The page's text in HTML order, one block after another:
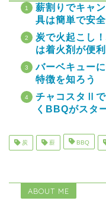
薪割りでキャ
具は簡単で安全
炭で火起こし
は着火剤が便利
バーベキュー
特徴を知ろう
チャコスタⅡで
くBBQがスタ
炭 薪 BBQ
ABOUT ME